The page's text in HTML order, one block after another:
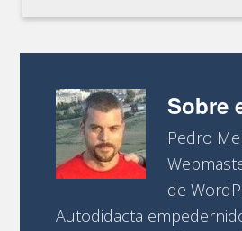
Sobre
Pedro
de
Autodidacta